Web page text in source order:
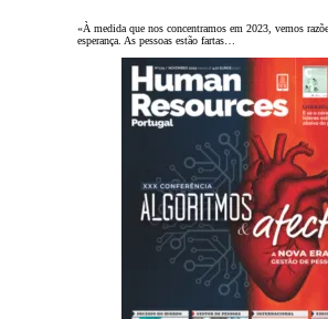
«À medida que nos concentramos em 2023, vemos
esperança. As pessoas estão fartas…